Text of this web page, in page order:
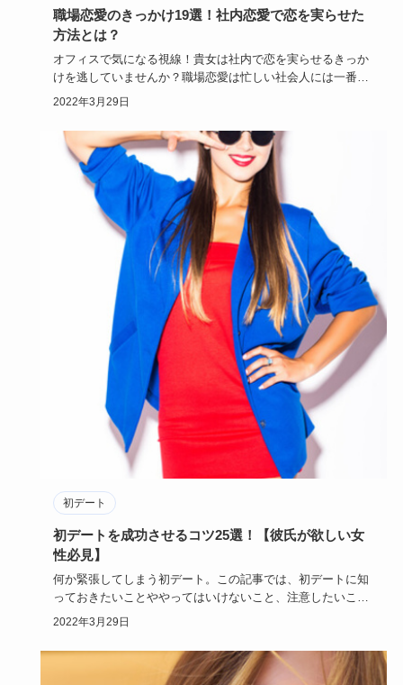
職場恋愛のきっかけ19選！社内恋愛で恋を実らせた
方法とは？
オフィスで気になる視線！貴女は社内で恋を実らせるきっか
けを逃していませんか？職場恋愛は忙しい社会人には一番の
恋の近道でもあ…
2022年3月29日
初デート
初デートを成功させるコツ25選！【彼氏が欲しい女
性必見】
何か緊張してしまう初デート。この記事では、初デートに知
っておきたいことややってはいけないこと、注意したいこと
など、初デート…
2022年3月29日